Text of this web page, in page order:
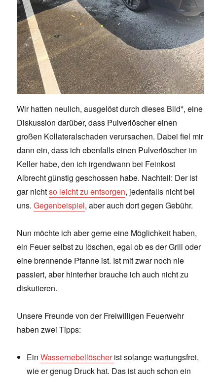
Wir hatten neulich, ausgelöst durch dieses Bild*, eine
Diskussion darüber, dass Pulverlöscher einen
großen Kollateralschaden verursachen. Dabei fiel mir
dann ein, dass ich ebenfalls einen Pulverlöscher im
Keller habe, den ich irgendwann bei Feinkost
Albrecht günstig geschossen habe. Nachteil: Der ist
gar nichtso leicht zu entsorgen, jedenfalls nicht bei
uns.Gegenbeispiel, aber auch dort gegen Gebühr.
Nun möchte ich aber gerne eine Möglichkeit haben,
ein Feuer selbst zu löschen, egal ob es der Grill oder
eine brennende Pfanne ist. Ist mit zwar noch nie
passiert, aber hinterher brauche ich auch nicht zu
diskutieren.
Unsere Freunde von der Freiwilligen Feuerwehr
haben zwei Tipps:
EinWassernebellöscherist solange wartungsfrei,
wie er genug Druck hat. Das ist auch schon ein